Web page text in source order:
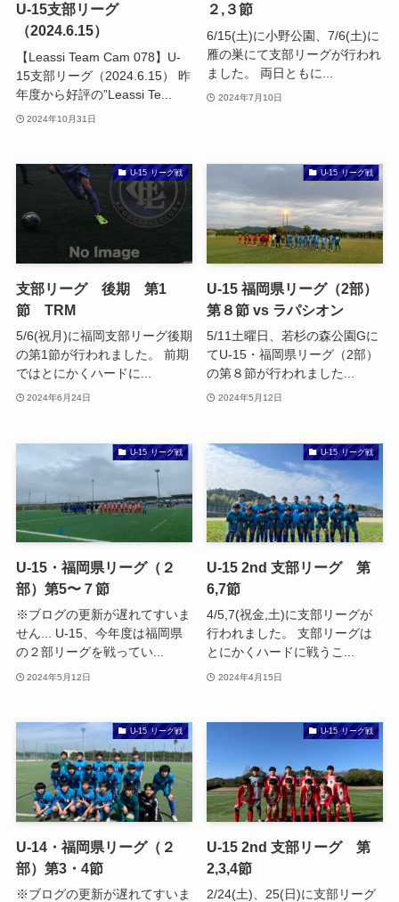
U-15支部リーグ
（2024.6.15）
【Leassi Team Cam 078】U-
15支部リーグ（2024.6.15） 昨
年度から好評の”Leassi Te...
2024年10月31日
２,３節
6/15(土)に小野公園、7/6(土)に
雁の巣にて支部リーグが行われ
ました。 両日ともに...
2024年7月10日
U-15 リーグ戦
支部リーグ 後期 第1
節 TRM
5/6(祝月)に福岡支部リーグ後期
の第1節が行われました。 前期
ではとにかくハードに...
2024年6月24日
U-15 リーグ戦
U-15 福岡県リーグ（2部）
第８節 vs ラパシオン
5/11土曜日、若杉の森公園Gに
てU-15・福岡県リーグ（2部）
の第８節が行われました...
2024年5月12日
U-15 リーグ戦
U-15・福岡県リーグ（２
部）第5〜７節
※ブログの更新が遅れてすいま
せん... U-15、今年度は福岡県
の２部リーグを戦ってい...
2024年5月12日
U-15 リーグ戦
U-15 2nd 支部リーグ 第
6,7節
4/5,7(祝金,土)に支部リーグが
行われました。 支部リーグは
とにかくハードに戦うこ...
2024年4月15日
U-15 リーグ戦
U-14・福岡県リーグ（２
部）第3・4節
※ブログの更新が遅れてすいま
U-15 リーグ戦
U-15 2nd 支部リーグ 第
2,3,4節
2/24(土)、25(日)に支部リーグ